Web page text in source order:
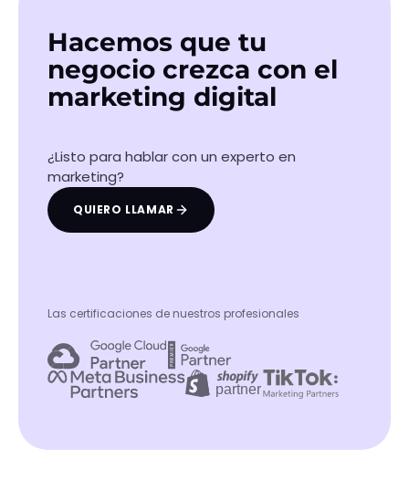
Hacemos que tu
negocio crezca con el
marketing digital
¿Listo para hablar con un experto en
marketing?
QUIERO LLAMAR
Las certificaciones de nuestros profesionales